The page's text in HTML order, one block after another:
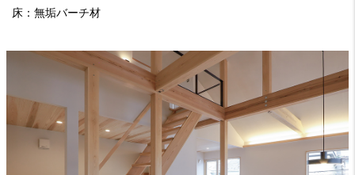
床：無垢バーチ材